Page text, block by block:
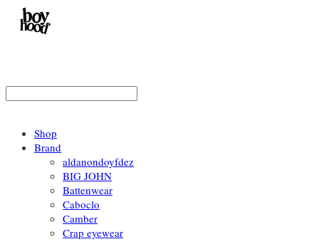
Shop
Brand
aldanondoyfdez
BIG JOHN
Battenwear
Caboclo
Camber
Crap eyewear